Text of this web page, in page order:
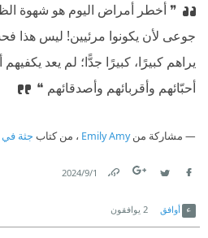
❞ أخطر أمراض اليوم هو شهوة
جوعى لأن يكونوا مرئيين! ليس هذا
يراهم كبيرًا، كبيرًا جدًّا؛ لم يعد
أحبّائهم وأقربائهم وأصدقائهم ❝
مشاركة منEmily Amy ، من كتاب جثة في
1‏/9‏/2024
أوافق 2 يوافقون